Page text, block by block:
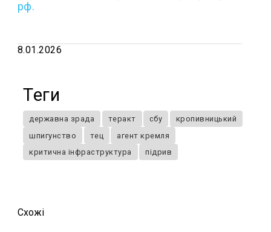
рф.
8.01.2026
Теги
державна зрада теракт сбу
кропивницький
шпигунство
тец
агент кремля
критична інфраструктура
підрив
Схожi